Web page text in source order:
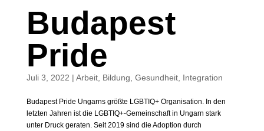
Budapest
Pride
Juli 3, 2022 | Arbeit, Bildung Gesundheit, Integration
Budapest Pride Ungarns größte LGBTIQ+ Organisation. In den
letzten Jahren ist die LGBTIQ+-Gemeinschaft in Ungarn stark
unter Druck geraten. Seit 2019 sind die Adoption durch